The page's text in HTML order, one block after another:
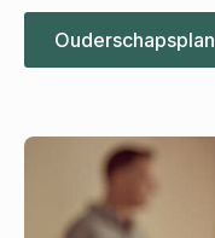
Ouderschapsplan